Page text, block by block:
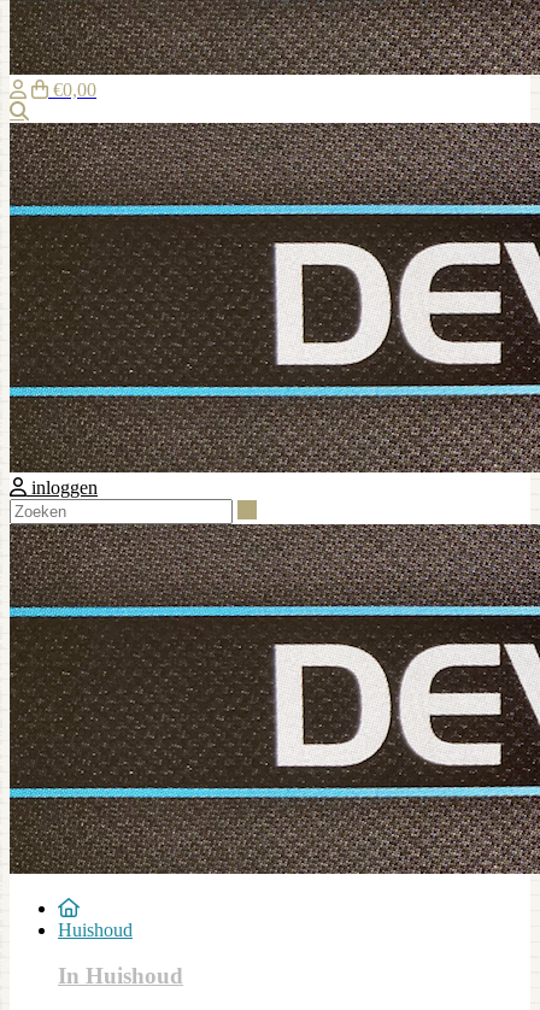
€0,00
inloggen
Huishoud
In Huishoud